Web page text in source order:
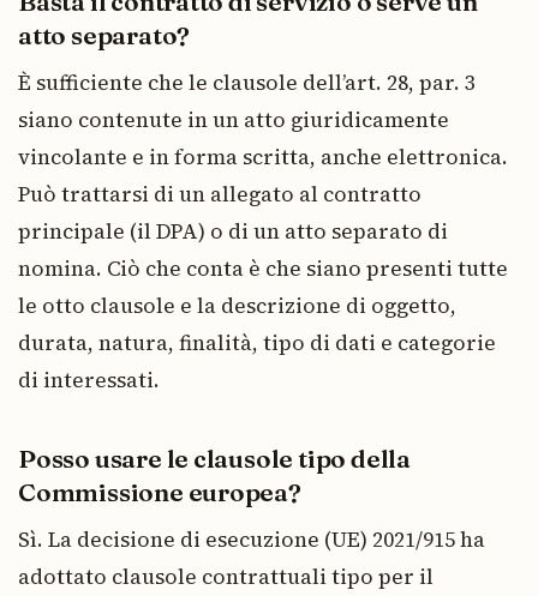
atto separato?
È sufficiente che le clausole dell’art. 28, par. 3
siano contenute in un atto giuridicamente
vincolante e in forma scritta, anche elettronica.
Può trattarsi di un allegato al contratto
principale (il DPA) o di un atto separato di
nomina. Ciò che conta è che siano presenti tutte
le otto clausole e la descrizione di oggetto,
durata, natura, finalità, tipo di dati e categorie
di interessati.
Posso usare le clausole tipo della
Commissione europea?
Sì. La decisione di esecuzione (UE) 2021/915 ha
adottato clausole contrattuali tipo per il